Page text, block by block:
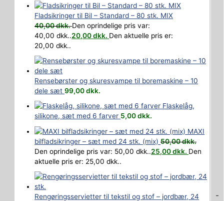
-
Fladsikringer til Bil – Standard – 80 stk. MIX
40,00dkk.Den oprindelige pris var:
40,00 dkk..20,00dkk. Den aktuelle pris er:
20,00 dkk..
Rensebørster og skuresvampe til boremaskine – 10
dele sæt 99,00dkk.
Flaskelåg,
silikone, sæt med 6 farver 5,00dkk.
MAXI
bilfladsikringer – sæt med 24 stk. (mix) 50,00dkk.
Den oprindelige pris var: 50,00 dkk..25,00dkk. Den
aktuelle pris er: 25,00 dkk..
Rengøringsservietter til tekstil og stof – jordbær, 24